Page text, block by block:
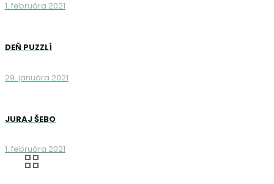
1. februára 2021
DEŇ PUZZLÍ
29. januára 2021
JURAJ ŠEBO
1. februára 2021